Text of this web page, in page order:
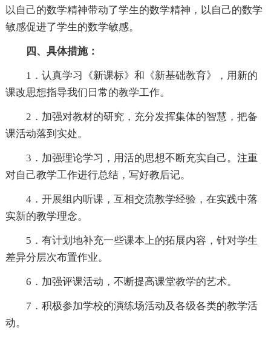
以自己的数学精神带动了学生的数学精神，以自己的数学
敏感促进了学生的数学敏感。
四、具体措施：
1．认真学习《新课标》和《新基础教育》，用新的
课改思想指导我们日常的教学工作。
2．加强对教材的研究，充分发挥集体的智慧，把备
课活动落到实处。
3．加强理论学习，用活的思想不断充实自己。注重
对自己教学工作进行总结，写好教后记。
4．开展组内听课，互相交流教学经验，在实践中落
实新的教学理念。
5．有计划地补充一些课本上的拓展内容，针对学生
差异分层次布置作业。
6．加强评课活动，不断提高课堂教学的艺术。
7．积极参加学校的演练场活动及各级各类的教学活
动。